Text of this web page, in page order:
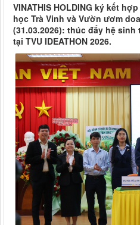
VINATHIS HOLDING ký kết
học Trà Vinh và Vườn ươm
(31.03.2026): thúc đẩy hệ
tại TVU IDEATHON 2026.